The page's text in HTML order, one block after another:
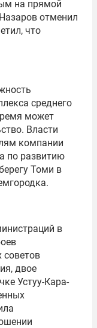
на прямой
отменил
что
среднего
может
Власти
компании
по развитию
Томи в
в
советов
двое
Устуу-Кара-